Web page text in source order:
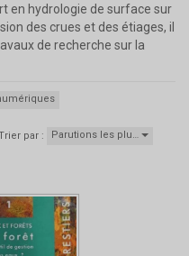
en hydrologie de surface sur
des crues et des étiages, il
de recherche sur la
par : Parutions les plu…